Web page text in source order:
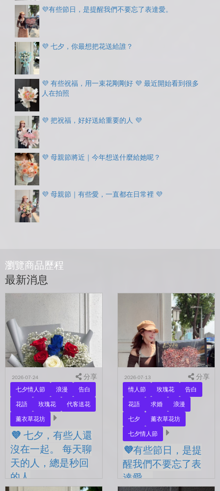
💜有些節日，是提醒我們不要忘了表達愛。
💜 七夕，你最想把花送給誰？
💜 有些祝福，用一束花剛剛好 💜 最近開始看到很多
人在拍照
💜 把祝福，好好送給重要的人 💜
💜 母親節將近｜今年想送什麼給她呢？
💜 母親節｜有些愛，一直都在日常裡 💜
瀏覽商品歷程
最新消息
2026-07-24 分享
七夕情人節 浪漫
告白
花語
玫瑰花
代客送花
薰衣草花坊
💜 七夕，有些人還
沒在一起。 每天聊
天的人，總是秒回
的人
2026-07-13 分享
情人節 玫瑰花
告白
花語
求婚
浪漫
七夕
薰衣草花坊
七夕情人節
💜有些節日，是提
醒我們不要忘了表
達愛。